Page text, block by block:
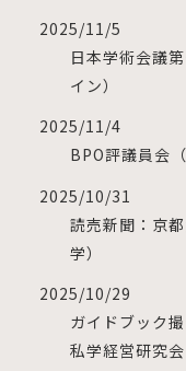
2025/11/5
日本学術会議
イン）
2025/11/4
BPO評議員会
2025/10/31
読売新聞：京
学）
2025/10/29
ガイドブック
私学経営研究